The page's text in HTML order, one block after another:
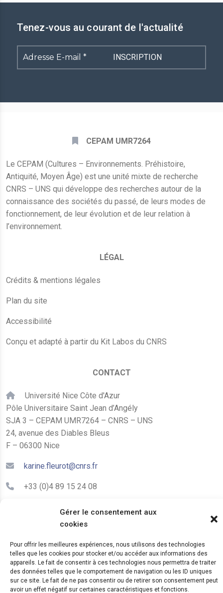
Gérer le consentement aux
cookies
Pour offrir les meilleures expériences, nous utilisons des technologies
telles que les cookies pour stocker et/ou accéder aux informations des
appareils. Le fait de consentir à ces technologies nous permettra de traiter
des données telles que le comportement de navigation ou les ID uniques
sur ce site. Le fait de ne pas consentir ou de retirer son consentement peut
avoir un effet négatif sur certaines caractéristiques et fonctions.
Tenez-vous au courant de l'actualité
Adresse
E-
CEPAM UMR7264
Le CEPAM (Cultures – Environnements. Préhistoire,
Antiquité, Moyen Âge) est une unité mixte de recherche
CNRS – UNS qui développe des recherches autour de la
connaissance des sociétés du passé, de leurs modes de
fonctionnement, de leur évolution et de leur relation à
l’environnement.
LÉGAL
Crédits & mentions légales
Plan du site
Accessibilité
Conçu et adapté à partir du Kit Labos du CNRS
CONTACT
Université Nice Côte d'Azur
Pôle Universitaire Saint Jean d’Angély
SJA 3 – CEPAM UMR7264 – CNRS – UNS
24, avenue des Diables Bleus
F – 06300 Nice
karine.fleurot@cnrs.fr
+33 (0)4 89 15 24 08
LE CEPAM EST HÉBERGÉ PAR